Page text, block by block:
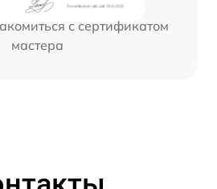
с сертификатом
мастера